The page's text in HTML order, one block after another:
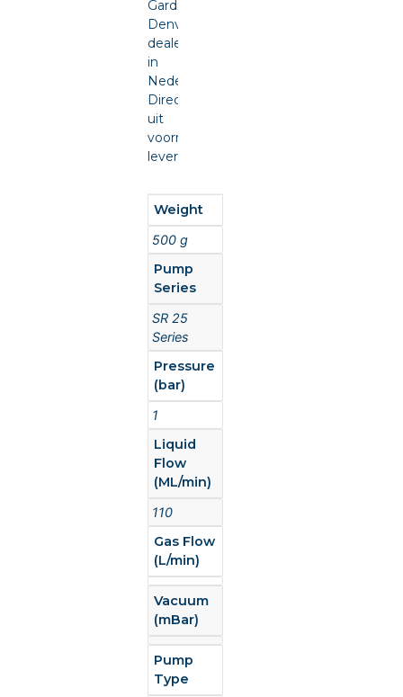
Gardner
Denver
dealer
in
Nederland.
Direct
uit
voorraad
leverbaar.
Weight
500 g
Pump
Series
SR 25
Series
Pressure
(bar)
1
Liquid
Flow
(ML/min)
110
Gas Flow
(L/min)
Vacuum
(mBar)
Pump
Type